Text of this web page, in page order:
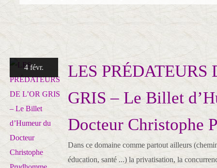
4 févr.
LES PRÉDATEURS
GRIS – Le Billet
Docteur Christophe
Dans ce domaine comme partout ailleurs
éducation, santé ...) la privatisation, la